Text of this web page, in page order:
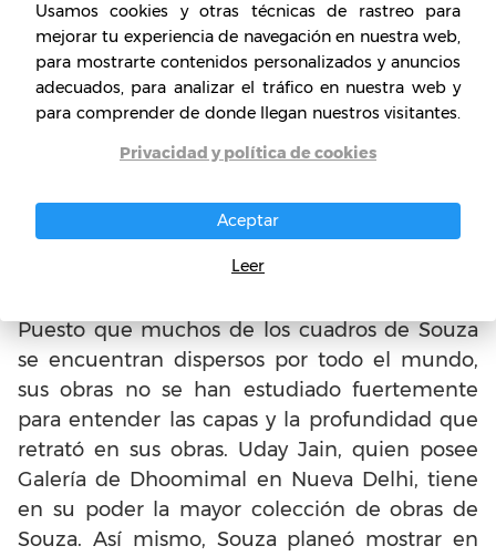
durante su vida. Sin embargo, fueron vendidos
por colosales precios en varios post de
subastas después de su muerte. En la
actualidad, sus pinturas adornan las paredes
¿Cuál es la importancia de la
vida y obra de Francis Newton
Puesto que muchos de los cuadros de Souza
se encuentran dispersos por todo el mundo,
sus obras no se han estudiado fuertemente
para entender las capas y la profundidad que
retrató en sus obras. Uday Jain, quien posee
Galería de Dhoomimal en Nueva Delhi, tiene
en su poder la mayor colección de obras de
Souza. Así mismo, Souza planeó mostrar en
Usamos cookies y otras técnicas de rastreo para
mejorar tu experiencia de navegación en nuestra web,
para mostrarte contenidos personalizados y anuncios
adecuados, para analizar el tráfico en nuestra web y
para comprender de donde llegan nuestros visitantes.
Privacidad y política de cookies
Aceptar
Leer